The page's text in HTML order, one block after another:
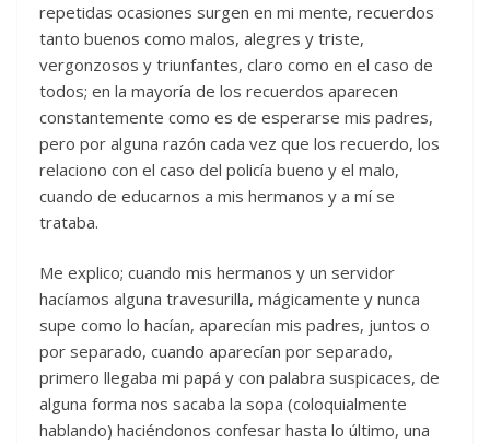
repetidas ocasiones surgen en mi mente, recuerdos
tanto buenos como malos, alegres y triste,
vergonzosos y triunfantes, claro como en el caso de
todos; en la mayoría de los recuerdos aparecen
constantemente como es de esperarse mis padres,
pero por alguna razón cada vez que los recuerdo, los
relaciono con el caso del policía bueno y el malo,
cuando de educarnos a mis hermanos y a mí se
trataba.
Me explico; cuando mis hermanos y un servidor
hacíamos alguna travesurilla, mágicamente y nunca
supe como lo hacían, aparecían mis padres, juntos o
por separado, cuando aparecían por separado,
primero llegaba mi papá y con palabra suspicaces, de
alguna forma nos sacaba la sopa (coloquialmente
hablando) haciéndonos confesar hasta lo último, una